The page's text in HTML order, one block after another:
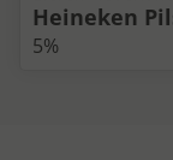
Heineken
5%